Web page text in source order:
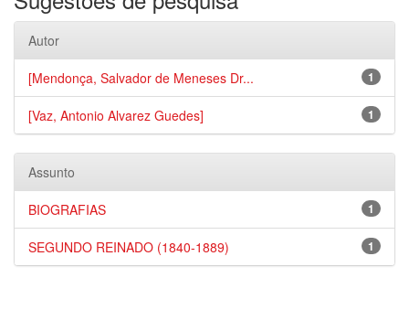
Autor
1
[Mendonça, Salvador de Meneses Dr...
1
[Vaz, Antonio Alvarez Guedes]
Assunto
1
BIOGRAFIAS
1
SEGUNDO REINADO (1840-1889)